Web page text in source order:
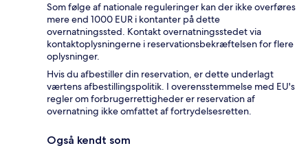
Som følge af nationale reguleringer kan der ikke overføres
mere end 1000 EUR i kontanter på dette
overnatningssted. Kontakt overnatningsstedet via
kontaktoplysningerne i reservationsbekræftelsen for flere
oplysninger.
Hvis du afbestiller din reservation, er dette underlagt
værtens afbestillingspolitik. I overensstemmelse med EU's
regler om forbrugerrettigheder er reservation af
overnatning ikke omfattet af fortrydelsesretten.
Også kendt som